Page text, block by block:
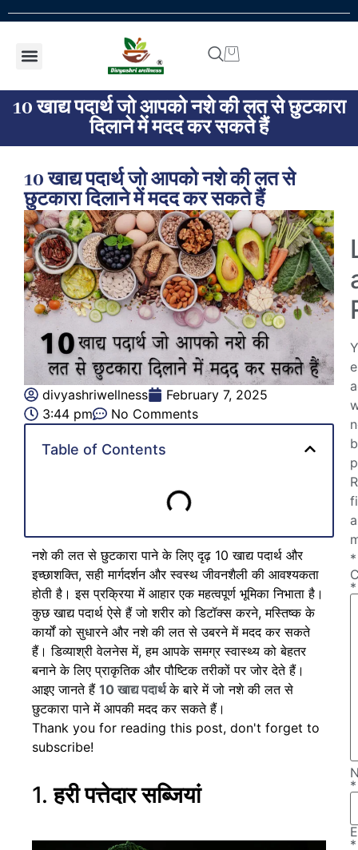
10 खाद्य पदार्थ जो आपको नशे की लत से छुटकारा
दिलाने में मदद कर सकते हैं
10 खाद्य पदार्थ जो आपको नशे की लत से
छुटकारा दिलाने में मदद कर सकते हैं
divyashriwellness
February 7, 2025
3:44 pm
No Comments
Table of Contents
नशे की लत से छुटकारा पाने के लिए दृढ़ 10 खाद्य पदार्थ और
इच्छाशक्ति, सही मार्गदर्शन और स्वस्थ जीवनशैली की आवश्यकता
होती है। इस प्रक्रिया में आहार एक महत्वपूर्ण भूमिका निभाता है।
कुछ खाद्य पदार्थ ऐसे हैं जो शरीर को डिटॉक्स करने, मस्तिष्क के
कार्यों को सुधारने और नशे की लत से उबरने में मदद कर सकते
हैं। डिव्याश्री वेलनेस में, हम आपके समग्र स्वास्थ्य को बेहतर
बनाने के लिए प्राकृतिक और पौष्टिक तरीकों पर जोर देते हैं।
आइए जानते हैं 10 खाद्य पदार्थके बारे में जो नशे की लत से
छुटकारा पाने में आपकी मदद कर सकते हैं।
Thank you for reading this post, don't forget to
subscribe!
1.हरी पत्तेदार सब्जियां
*
*
*
*